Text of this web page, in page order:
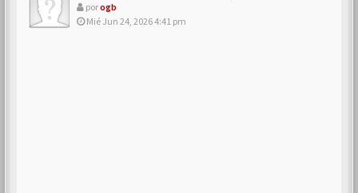
porogb
Mié Jun 24, 2026 4:41 pm